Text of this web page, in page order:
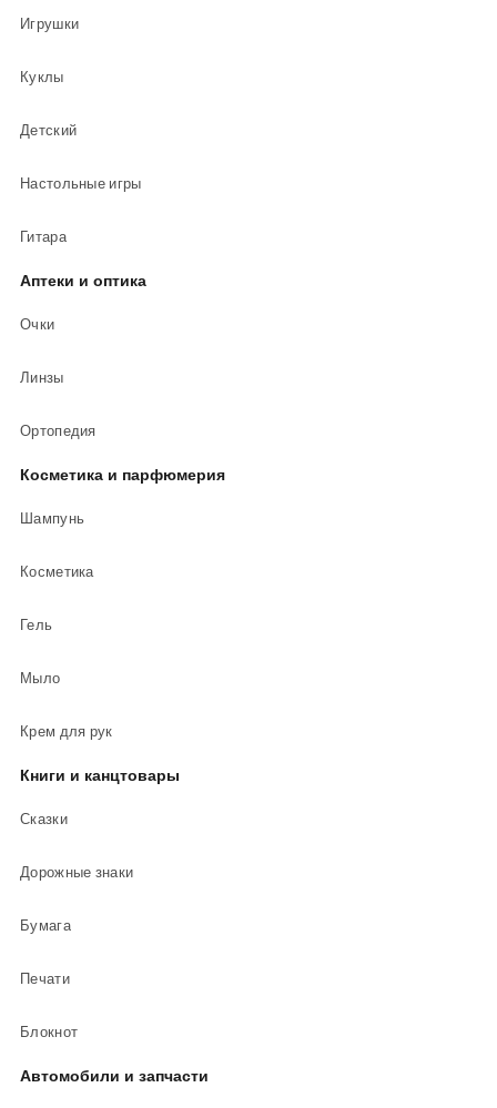
Игрушки
Куклы
Детский
Настольные игры
Гитара
Аптеки и оптика
Очки
Линзы
Ортопедия
Косметика и парфюмерия
Шампунь
Косметика
Гель
Мыло
Крем для рук
Книги и канцтовары
Сказки
Дорожные знаки
Бумага
Печати
Блокнот
Автомобили и запчасти